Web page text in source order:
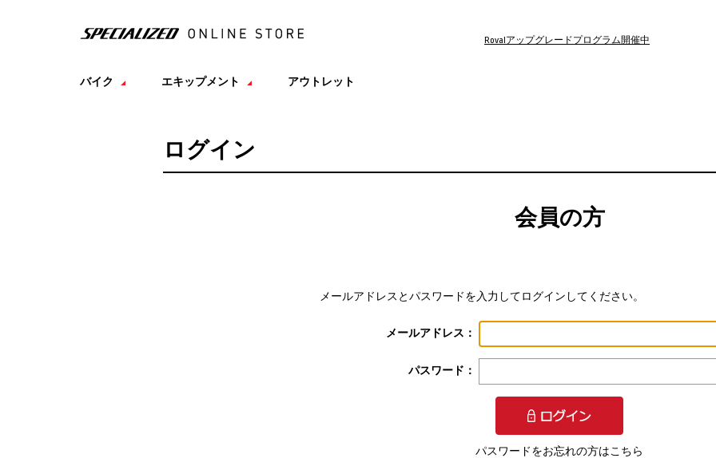
Rovalアップグレードプログラム開催中
バイク エキップメント アウトレット
ログイン
会員の方
メールアドレスとパスワードを入力してログインしてください。
メールアドレス：
パスワード：
パスワードをお忘れの方はこちら